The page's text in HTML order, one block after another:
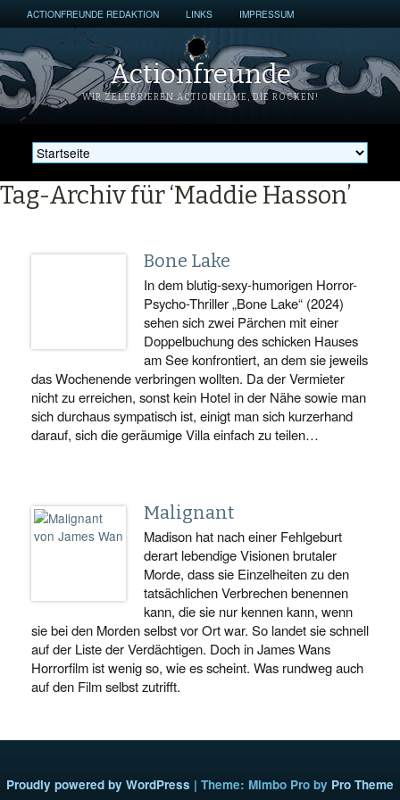
ACTIONFREUNDE REDAKTION LINKS IMPRESSUM
Actionfreunde
WIR ZELEBRIEREN ACTIONFILME, DIE ROCKEN!
Tag-Archiv für ‘Maddie Hasson’
Bone Lake
In dem blutig-sexy-humorigen Horror-
Psycho-Thriller „Bone Lake“ (2024)
sehen sich zwei Pärchen mit einer
Doppelbuchung des schicken Hauses
am See konfrontiert, an dem sie jeweils
das Wochenende verbringen wollten. Da der Vermieter
nicht zu erreichen, sonst kein Hotel in der Nähe sowie man
sich durchaus sympatisch ist, einigt man sich kurzerhand
darauf, sich die geräumige Villa einfach zu teilen…
Malignant
Madison hat nach einer Fehlgeburt
derart lebendige Visionen brutaler
Morde, dass sie Einzelheiten zu den
tatsächlichen Verbrechen benennen
kann, die sie nur kennen kann, wenn
sie bei den Morden selbst vor Ort war. So landet sie schnell
auf der Liste der Verdächtigen. Doch in James Wans
Horrorfilm ist wenig so, wie es scheint. Was rundweg auch
auf den Film selbst zutrifft.
Proudly powered by WordPress | Theme: Mimbo Pro by Pro Theme